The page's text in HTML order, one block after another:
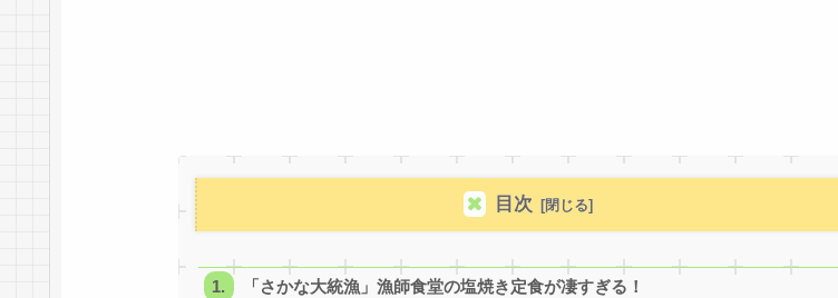
目次
「さかな大統漁」漁師食堂の塩焼き定食が凄すぎる！